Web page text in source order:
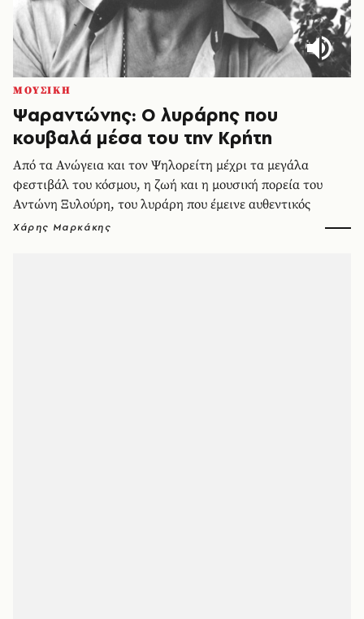
ΜΟΥΣΙΚΗ
Ψαραντώνης: Ο λυράρης που
κουβαλά μέσα του την Κρήτη
Από τα Ανώγεια και τον Ψηλορείτη μέχρι τα μεγάλα
φεστιβάλ του κόσμου, η ζωή και η μουσική πορεία του
Αντώνη Ξυλούρη, του λυράρη που έμεινε αυθεντικός
Χάρης Μαρκάκης